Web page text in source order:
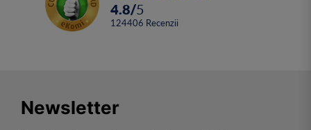
4.8/5
124406 Recenzii
Newsletter